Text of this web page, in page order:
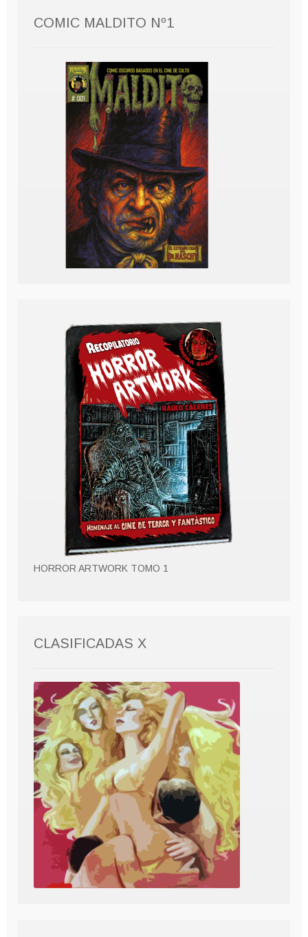
COMIC MALDITO Nº1
HORROR ARTWORK TOMO 1
CLASIFICADAS X